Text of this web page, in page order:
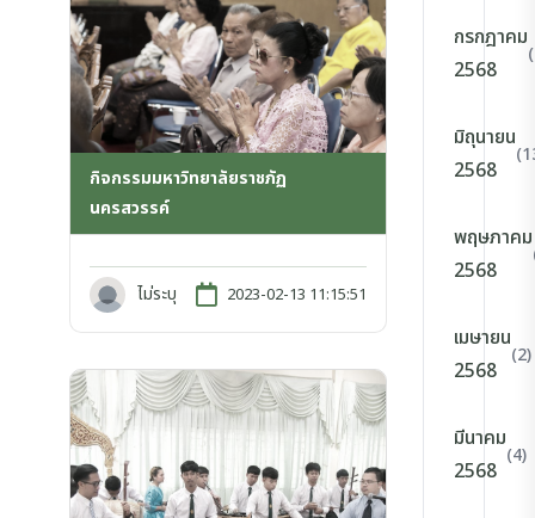
กิจกรรมมหาวิทยาลัยราชภัฏ
นครสวรรค์
ไม่ระบุ 2023-02-13 11:15:51
กรกฎาคม
2568
มิถุนายน
2568
พฤษภาคม
2568
เมษายน
2568
(2)
มีนาคม
2568
(4)